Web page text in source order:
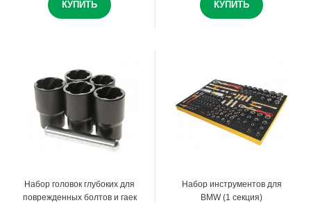
КУПИТЬ КУПИТЬ
Набор головок глубоких для
поврежденных болтов и гаек
Набор инструментов для
BMW (1 секция)